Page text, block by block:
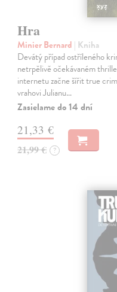
Hra
Minier Bernard | Kniha
Devátý případ ostříleného
netrpělivě očekávaném
internetu začne šířit true
vrahovi Julianu…
Zasielame do 14 dní
21,33 €
21,99 € ?